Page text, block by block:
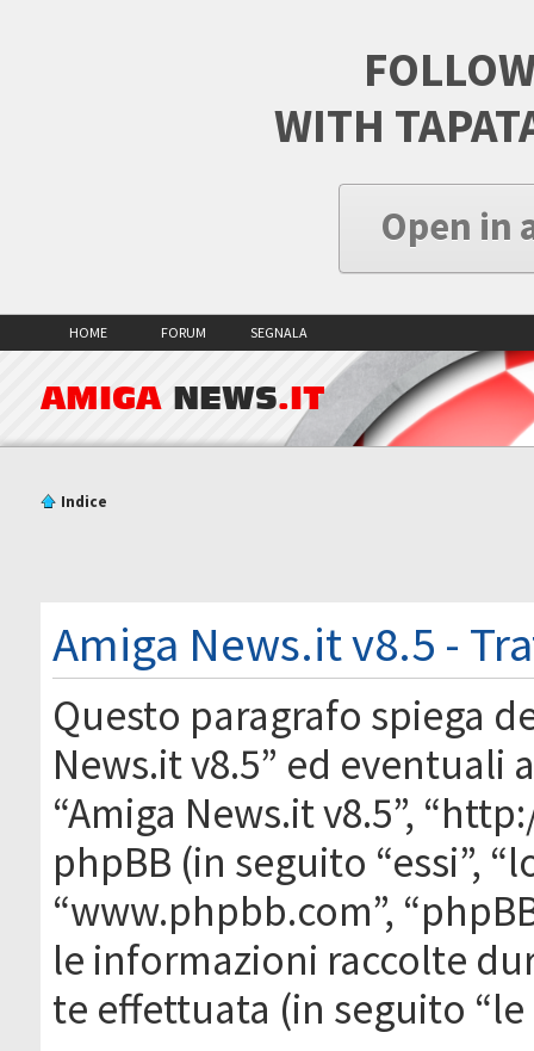
WITH
Open in
HOME FORUM SEGNALA
AMIGA NEWS.IT
Indice
Amiga News.it v8.5 -
Questo paragrafo spiega
News.it v8.5” ed eventuali
“Amiga News.it v8.5”,
phpBB (in seguito “essi”,
“www.phpbb.com”,
le informazioni raccolte
te effettuata (in seguito